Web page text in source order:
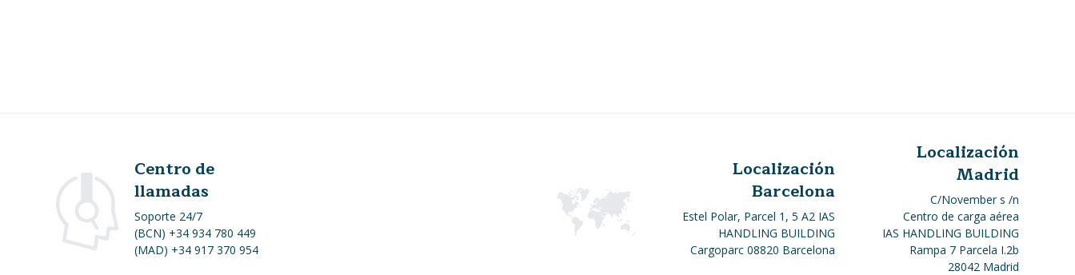
Centro de
llamadas
Soporte 24/7
(BCN) +34 934 780 449
(MAD) +34 917 370 954
Localización
Barcelona
Estel Polar, Parcel 1, 5 A2 IAS
HANDLING BUILDING
Cargoparc 08820 Barcelona
Localización
Madrid
C/November s /n
Centro de carga aérea
IAS HANDLING BUILDING
Rampa 7 Parcela I.2b
28042 Madrid